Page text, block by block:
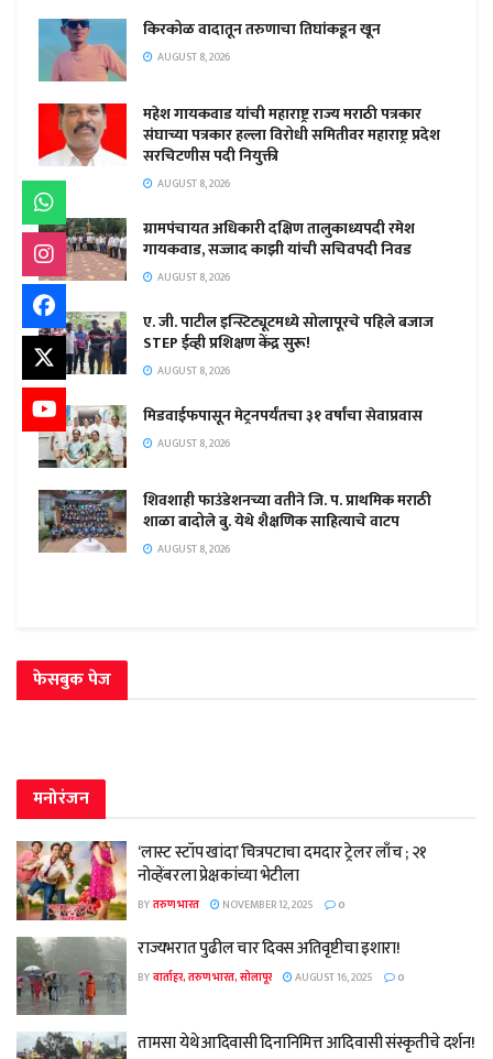
किरकोळ वादातून तरुणाचा तिघांकडून खून
AUGUST 8, 2026
महेश गायकवाड यांची महाराष्ट्र राज्य मराठी पत्रकार
संघाच्या पत्रकार हल्ला विरोधी समितीवर महाराष्ट्र प्रदेश
सरचिटणीस पदी नियुक्ती
AUGUST 8, 2026
ग्रामपंचायत अधिकारी दक्षिण तालुकाध्यपदी रमेश
गायकवाड, सज्जाद काझी यांची सचिवपदी निवड
AUGUST 8, 2026
ए. जी. पाटील इन्स्टिट्यूटमध्ये सोलापूरचे पहिले बजाज
STEP ईव्ही प्रशिक्षण केंद्र सुरू!
AUGUST 8, 2026
मिडवाईफपासून मेट्रनपर्यंतचा ३१ वर्षांचा सेवाप्रवास
AUGUST 8, 2026
शिवशाही फाउंडेशनच्या वतीने जि. प. प्राथमिक मराठी
शाळा बादोले बु. येथे शैक्षणिक साहित्याचे वाटप
AUGUST 8, 2026
फेसबुक पेज
मनोरंजन
‘लास्ट स्टॉप खांदा’ चित्रपटाचा दमदार ट्रेलर लाँच ; २१
नोव्हेंबरला प्रेक्षकांच्या भेटीला
BYतरुण भारत NOVEMBER 12, 2025 0
राज्यभरात पुढील चार दिवस अतिवृष्टीचा इशारा!
BYवार्ताहर, तरुण भारत, सोलापूर AUGUST 16, 2025 0
तामसा येथे आदिवासी दिनानिमित्त आदिवासी संस्कृतीचे दर्शन!